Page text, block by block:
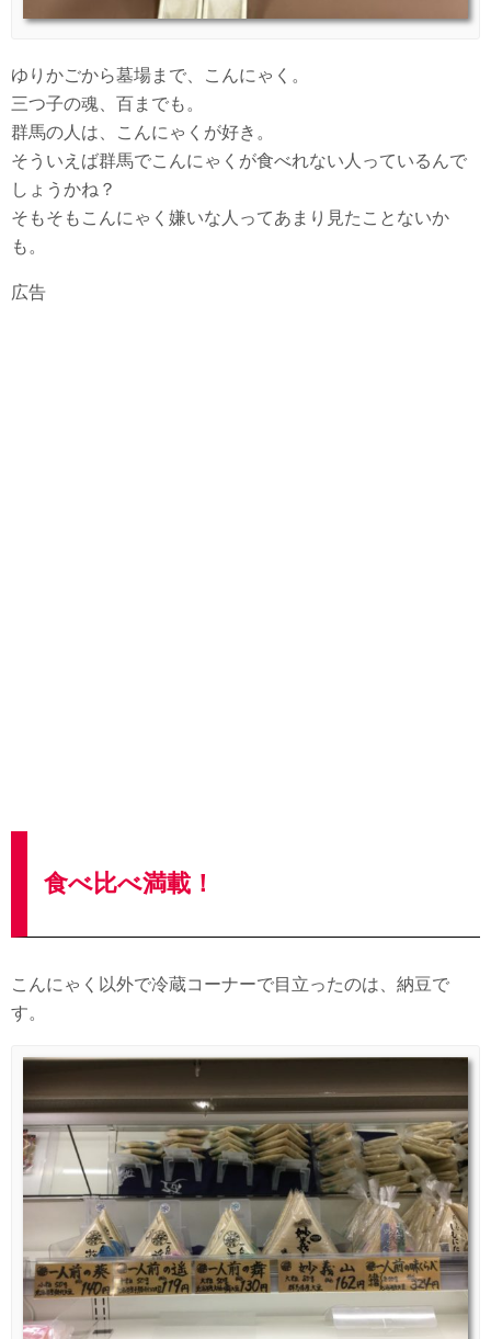
ゆりかごから墓場まで、こんにゃく。
三つ子の魂、百までも。
群馬の人は、こんにゃくが好き。
そういえば群馬でこんにゃくが食べれない人っているんで
しょうかね？
そもそもこんにゃく嫌いな人ってあまり見たことないか
も。
広告
食べ比べ満載！
こんにゃく以外で冷蔵コーナーで目立ったのは、納豆で
す。